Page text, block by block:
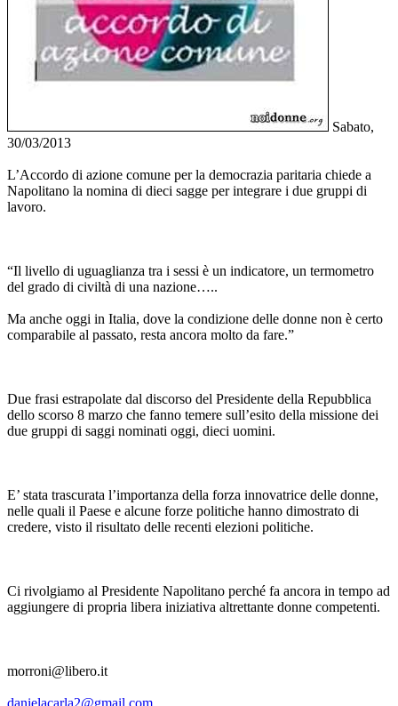
Sabato,
30/03/2013
L’Accordo di azione comune per la democrazia paritaria chiede a
Napolitano la nomina di dieci sagge per integrare i due gruppi di
lavoro.
“Il livello di uguaglianza tra i sessi è un indicatore, un termometro
del grado di civiltà di una nazione…..
Ma anche oggi in Italia, dove la condizione delle donne non è certo
comparabile al passato, resta ancora molto da fare.”
Due frasi estrapolate dal discorso del Presidente della Repubblica
dello scorso 8 marzo che fanno temere sull’esito della missione dei
due gruppi di saggi nominati oggi, dieci uomini.
E’ stata trascurata l’importanza della forza innovatrice delle donne,
nelle quali il Paese e alcune forze politiche hanno dimostrato di
credere, visto il risultato delle recenti elezioni politiche.
Ci rivolgiamo al Presidente Napolitano perché fa ancora in tempo ad
aggiungere di propria libera iniziativa altrettante donne competenti.
morroni@libero.it